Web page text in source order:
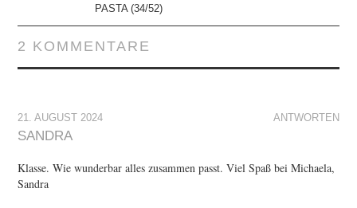
PASTA (34/52)
2 KOMMENTARE
ANTWORTEN
21. AUGUST 2024
SANDRA
Klasse. Wie wunderbar alles zusammen passt. Viel Spaß bei Michaela,
Sandra